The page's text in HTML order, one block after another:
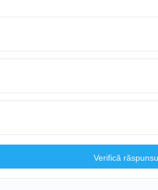
Verifică